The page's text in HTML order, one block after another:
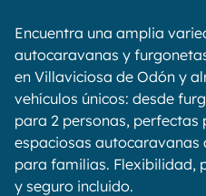
Encuentra una amplia
autocaravanas y
en Villaviciosa de Odón y
vehículos únicos: desde
para 2 personas, perfectas
espaciosas autocaravanas
para familias. Flexibilidad,
y seguro incluido.